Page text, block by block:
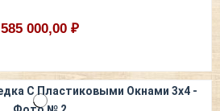
585 000,00 ₽